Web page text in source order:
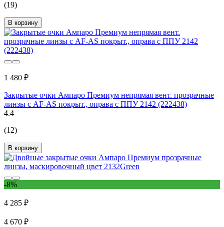
(19)
В корзину
1 480 ₽
Закрытые очки Ампаро Премиум непрямая вент. прозрачные
линзы с AF-AS покрыт., оправа с ППУ 2142 (222438)
4.4
(12)
В корзину
-8%
4 285 ₽
4 670 ₽